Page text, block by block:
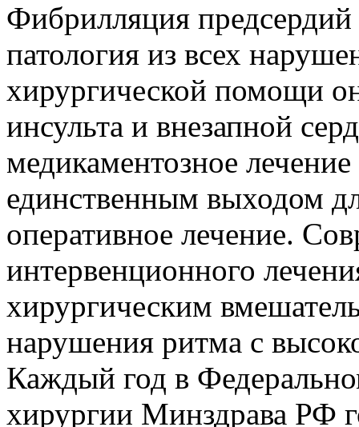
Фибрилляция предсердий
патология из всех
хирургической помощи
инсульта и внезапной
медикаментозное
единственным выходом
оперативное лечение.
интервенционного
хирургическим
нарушения ритма с
Каждый год в
хирургии Минздрава РФ